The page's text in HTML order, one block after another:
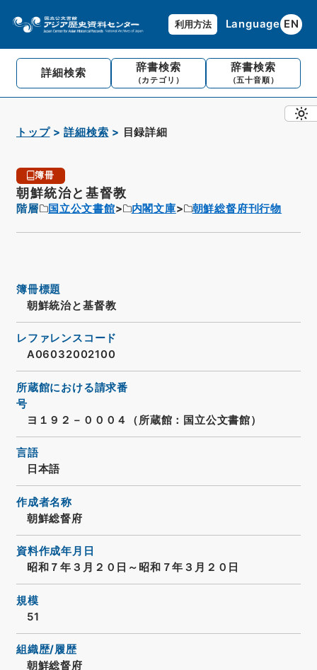
利用方法 Language EN
詳細検索 辞書検索
（カテゴリ）
辞書検索
（五十音順）
トップ 詳細検索 目録詳細
簿冊
朝鮮統治と基督教
階層 国立公文書館 内閣文庫 朝鮮総督府刊行物
簿冊標題
朝鮮統治と基督教
レファレンスコード
A06032002100
所蔵館における請求番
号
ヨ１９２－０００４（所蔵館：国立公文書館）
言語
日本語
作成者名称
朝鮮総督府
資料作成年月日
昭和７年３月２０日～昭和７年３月２０日
規模
51
組織歴/履歴
朝鮮総督府